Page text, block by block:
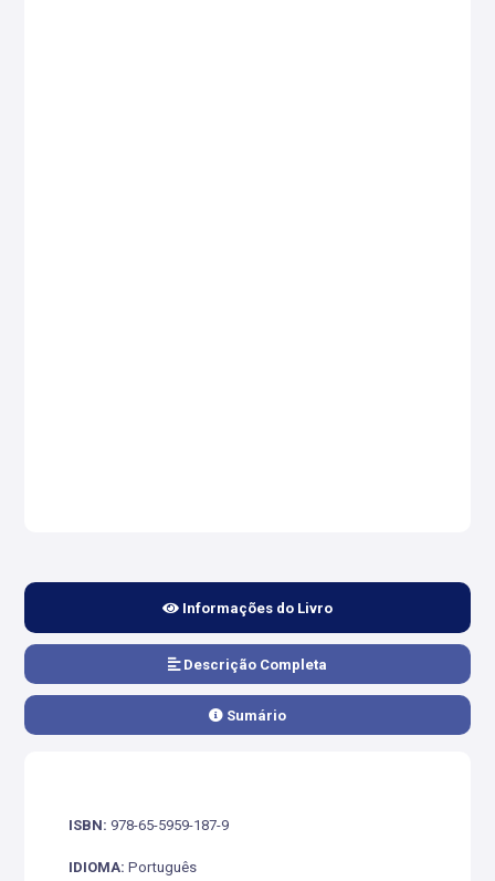
Informações do Livro
Descrição Completa
Sumário
ISBN: 978-65-5959-187-9
IDIOMA: Português